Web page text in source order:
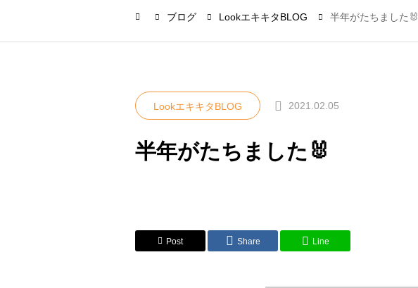
ブログ LookエキキタBLOG 半年がたちました🐰
LookエキキタBLOG 2021.02.05
半年がたちました🐰
Post Share Line